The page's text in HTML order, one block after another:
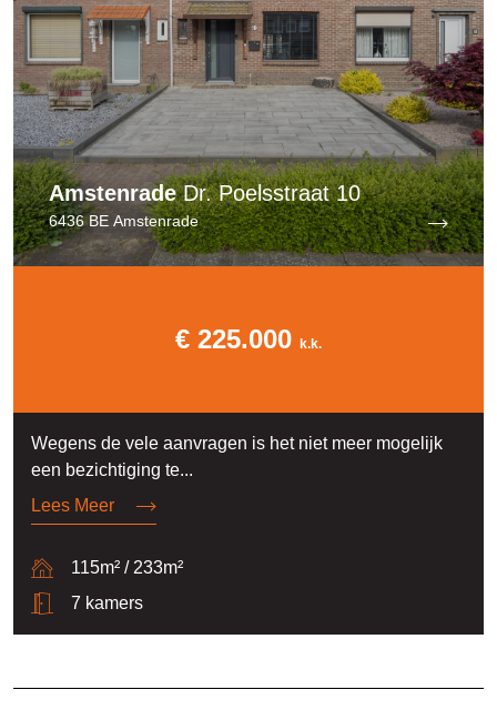
AmstenradeDr. Poelsstraat 10
6436 BE Amstenrade
€ 225.000 k.k.
Wegens de vele aanvragen is het niet meer mogelijk
een bezichtiging te...
Lees Meer
115m² / 233m²
7 kamers